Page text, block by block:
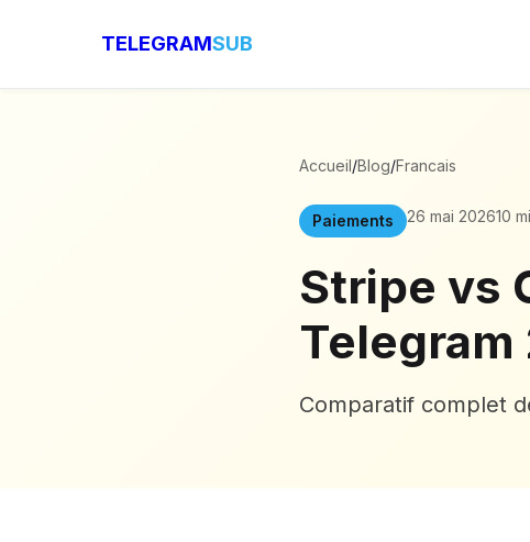
TELEGRAMSUB
Accueil/Blog/Francais
Paiements 26 mai 202610
Stripe vs
Comparatif complet